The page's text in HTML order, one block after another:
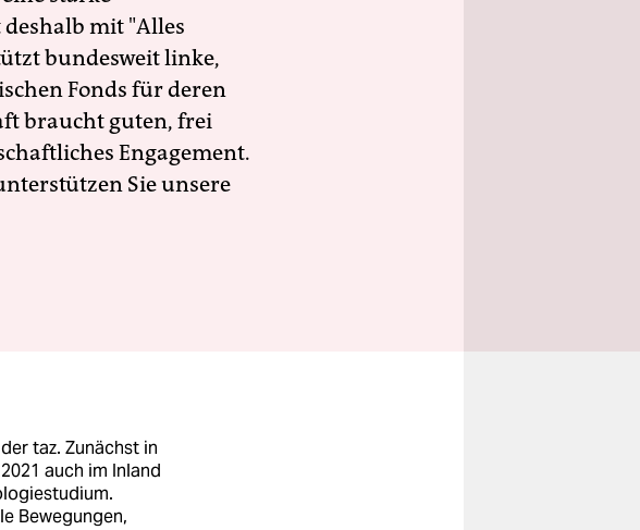
mit "Alles
bundesweit linke,
Fonds für deren
braucht guten, frei
Engagement.
Sie unsere
taz. Zunächst in
auch im Inland
Bewegungen,